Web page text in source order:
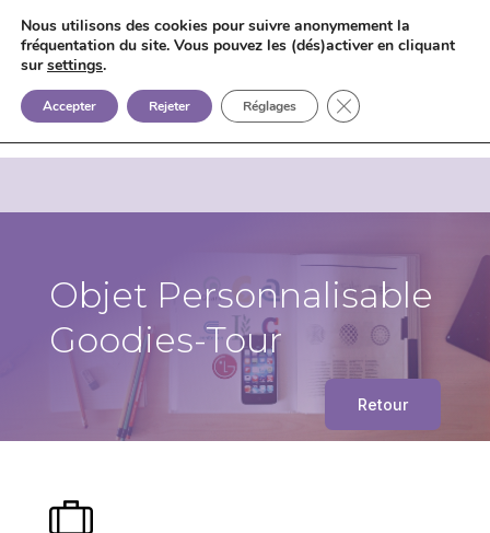
Objet Personnalisable
Goodies-Tour
Retour
Nous utilisons des cookies pour suivre anonymement la
fréquentation du site. Vous pouvez les (dés)activer en cliquant
sursettings.
Accepter Rejeter Réglages Fermer la bannière